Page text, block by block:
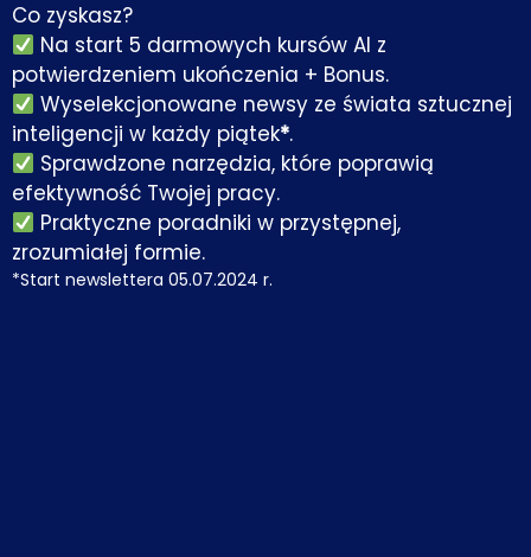
Co zyskasz?
Na start 5 darmowych kursów AI z
potwierdzeniem ukończenia + Bonus.
Wyselekcjonowane newsy ze świata sztucznej
inteligencji w każdy piątek*.
Sprawdzone narzędzia, które poprawią
efektywność Twojej pracy.
Praktyczne poradniki w przystępnej,
zrozumiałej formie.
*Start newslettera 05.07.2024 r.